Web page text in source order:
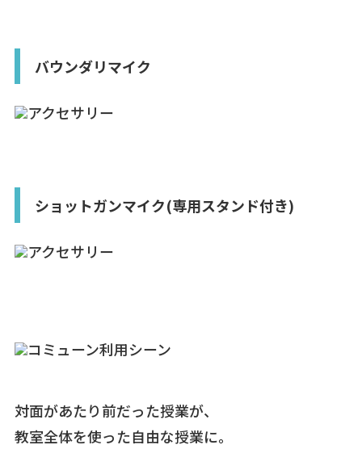
バウンダリマイク
ショットガンマイク(専用スタンド付き)
対面があたり前だった授業が、
教室全体を使った自由な授業に。